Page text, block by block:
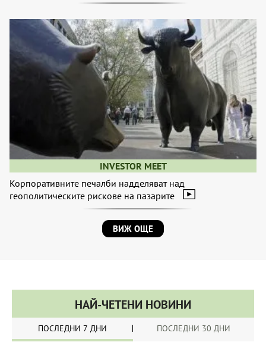
INVESTOR MEET
Корпоративните печалби надделяват над
геополитическите рискове на пазарите
ВИЖ ОЩЕ
НАЙ-ЧЕТЕНИ НОВИНИ
ПОСЛЕДНИ 7 ДНИ ПОСЛЕДНИ 30 ДНИ